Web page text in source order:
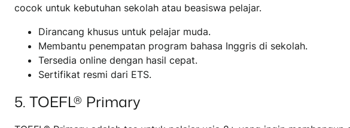
cocok untuk kebutuhan sekolah atau beasiswa pelajar.
Dirancang khusus untuk pelajar muda.
Membantu penempatan program bahasa Inggris di sekolah.
Tersedia online dengan hasil cepat.
Sertifikat resmi dari ETS.
5. TOEFL® Primary